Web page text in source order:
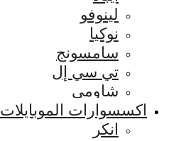
لينوفو
نوكيا
سامسونج
تي سي إل
شاومي
اكسسوارات الموبايلات
انكر